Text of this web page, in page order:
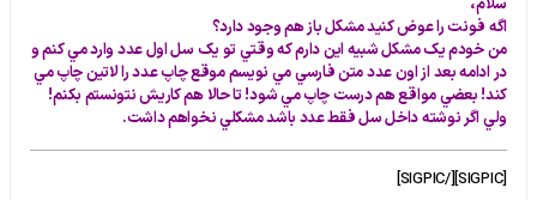
سلام،
اگه فونت را عوض کنيد مشکل باز هم وجود دارد؟
من خودم يک مشکل شبيه اين دارم که وقتي تو يک سل اول عدد وارد مي کنم و
در ادامه بعد از اون عدد متن فارسي مي نويسم موقع چاپ عدد را لاتين چاپ مي
کند! بعضي مواقع هم درست چاپ مي شود! تا حالا هم کاريش نتونستم بکنم!
ولي اگر نوشته داخل سل فقط عدد باشد مشکلي نخواهم داشت.
[SIGPIC][/SIGPIC]